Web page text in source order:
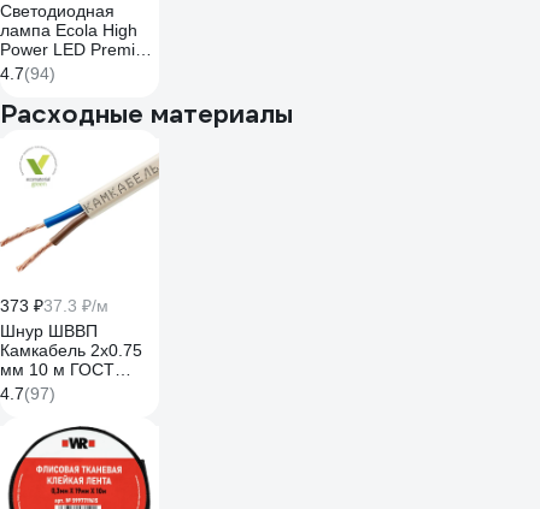
Светодиодная
лампа Ecola High
Power LED Premium
50W 220V универс.
E27/E40 лампа
4000K 220x120mm
HPUV50ELC
4.7(94)
Расходные материалы
373 ₽37.3 ₽/м
Шнур ШВВП
Камкабель 2x0.75
мм 10 м ГОСТ
231ЯA20C0000Ъ600010М
4.7(97)